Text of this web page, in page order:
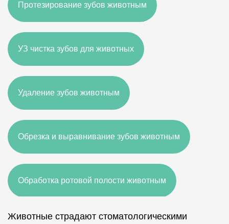
Протезирование зубов животным
УЗ чистка зубов для животных
Удаление зубов животным
Обрезка и выравнивание зубов животным
Обработка ротовой полости животным
Животные страдают стоматологическими